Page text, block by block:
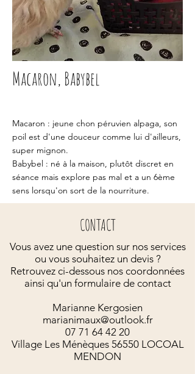
Macaron, Babybel
Macaron : jeune chon péruvien alpaga, son
poil est d'une douceur comme lui d'ailleurs,
super mignon.
Babybel : né à la maison, plutôt discret en
séance mais explore pas mal et a un 6ème
sens lorsqu'on sort de la nourriture.
CONTACT
Vous avez une question sur nos services
ou vous souhaitez un devis ?
Retrouvez ci-dessous nos coordonnées
ainsi qu'un formulaire de contact
Marianne Kergosien
marianimaux@outlook.fr
07 71 64 42 20
Village Les Ménèques 56550 LOCOAL
MENDON